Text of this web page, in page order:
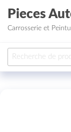
Aller au contenu
Pieces
Carrosserie et
Recherche pour